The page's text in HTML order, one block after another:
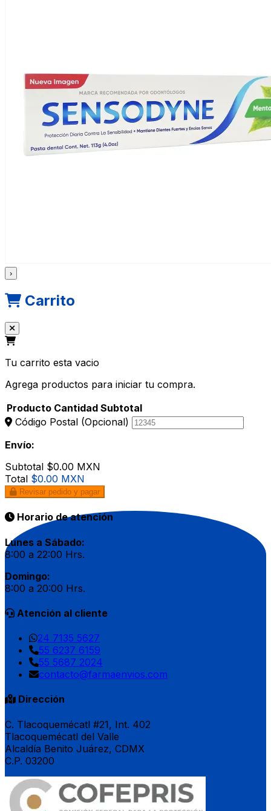
›
Carrito
Tu carrito esta vacio
Agrega productos para iniciar tu compra.
Producto Cantidad Subtotal
Código Postal (Opcional)
Envío:
Subtotal $0.00 MXN
Total $0.00 MXN
Revisar pedido y pagar
Horario de atención
Lunes a Sábado:
8:00 a 22:00 Hrs.
Domingo:
8:00 a 20:00 Hrs.
Atención al cliente
24 7135 5627
55 6237 6159
55 5687 2024
contacto@farmaenvios.com
Dirección
C. Tlacoquemécatl #21, Int. 402
Tlacoquemécatl del Valle
Alcaldía Benito Juárez, CDMX
C.P. 03200